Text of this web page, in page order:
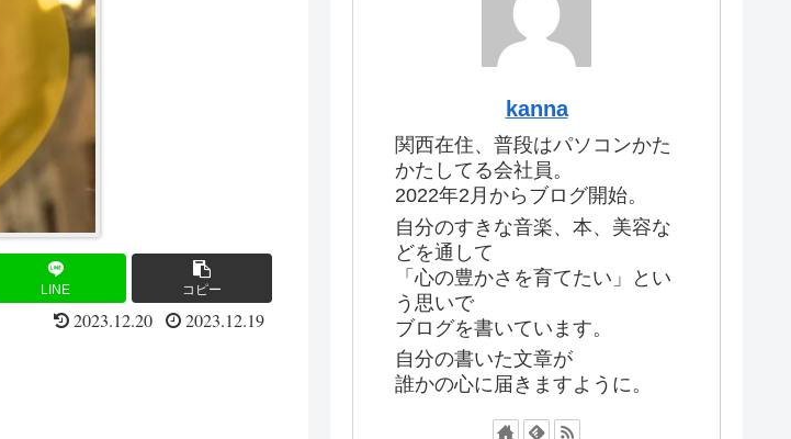
LINE コピー
2023.12.20 2023.12.19
kanna
関西在住、普段はパソコンかた
かたしてる会社員。
2022年2月からブログ開始。
自分のすきな音楽、本、美容な
どを通して
「心の豊かさを育てたい」とい
う思いで
ブログを書いています。
自分の書いた文章が
誰かの心に届きますように。